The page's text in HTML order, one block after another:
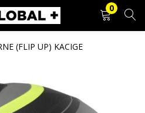
0
REGISTRACIJA
lozinku.
(FLIP UP) KACIGE